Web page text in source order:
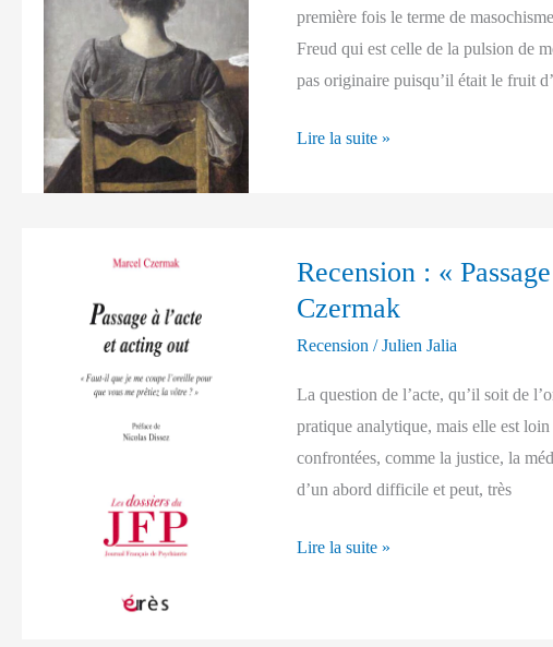
première fois le terme de
Freud qui est celle de la pulsion de
pas originaire puisqu’il était le fruit
et
théorie
psychanalytique »
Marilia
Lire la suite »
Recension : «
Czermak
Recension /Julien Jalia
La question de l’acte, qu’il soit de
pratique analytique, mais elle est
confrontées, comme la justice, la
d’un abord difficile et peut, très
« Passage
à
et
acting
out »
de
Czermak
Lire la suite »